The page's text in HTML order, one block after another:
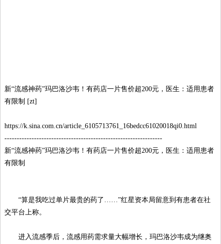
新“流感神药”玛巴洛沙韦！有药店一片售价超200元，医生：适用患者
有限制 [zt]
https://k.sina.com.cn/article_6105713761_16bedcc61020018qi0.html
----------------------------------------------------------------
新“流感神药”玛巴洛沙韦！有药店一片售价超200元，医生：适用患者
有限制
“算是我吃过单片最贵的药了……”红星资本局留意到有患者在社
交平台上称。
进入流感季后，流感用药需求量大幅增长，玛巴洛沙韦成为继奥